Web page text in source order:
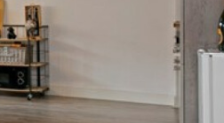
in Maastricht?